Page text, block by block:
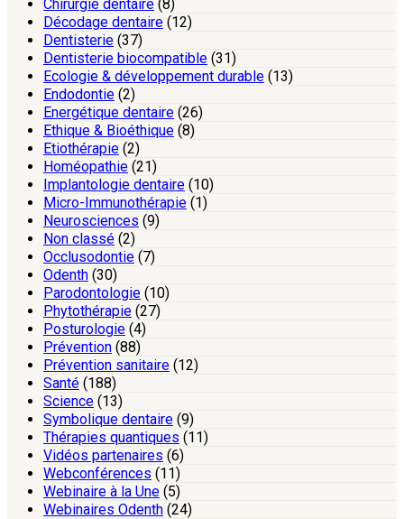
Chirurgie dentaire (8)
Décodage dentaire (12)
Dentisterie (37)
Dentisterie biocompatible (31)
Ecologie & développement durable (13)
Endodontie (2)
Energétique dentaire (26)
Ethique & Bioéthique (8)
Etiothérapie (2)
Homéopathie (21)
Implantologie dentaire (10)
Micro-Immunothérapie (1)
Neurosciences (9)
Non classé (2)
Occlusodontie (7)
Odenth (30)
Parodontologie (10)
Phytothérapie (27)
Posturologie (4)
Prévention (88)
Prévention sanitaire (12)
Santé (188)
Science (13)
Symbolique dentaire (9)
Thérapies quantiques (11)
Vidéos partenaires (6)
Webconférences (11)
Webinaire à la Une (5)
Webinaires Odenth (24)